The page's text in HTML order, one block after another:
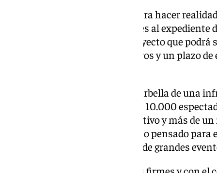
«Damos un nuevo paso clave para hacer
la tramitación de las alegaciones al expediente
acerca a la adjudicación del proyecto que
inversión de 114 millones de euros y un plazo
Nuestro objetivo es dotar a #Marbella de una
y funcional, con capacidad para 10.000
comerciales, alojamiento deportivo y más de
aparcamiento. Un equipamiento pensado
nuestra ciudad y la celebración de grandes